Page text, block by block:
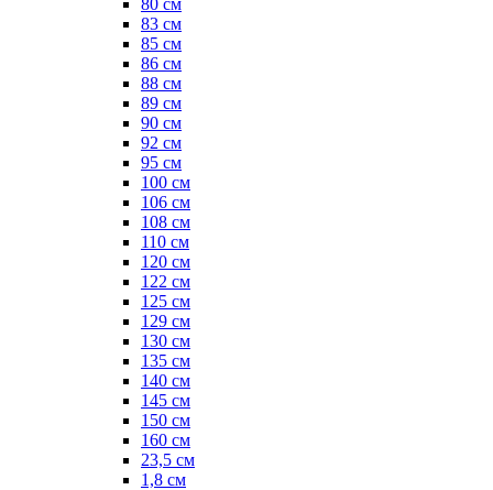
80 см
83 см
85 см
86 см
88 см
89 см
90 см
92 см
95 см
100 см
106 см
108 см
110 см
120 см
122 см
125 см
129 см
130 см
135 см
140 см
145 см
150 см
160 см
23,5 см
1,8 см